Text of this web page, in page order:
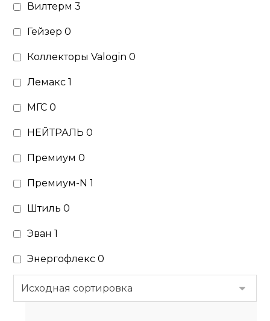
Вилтерм3
Гейзер0
Коллекторы Valogin0
Лемакс1
МГС0
НЕЙТРАЛЬ0
Премиум0
Премиум-N1
Штиль0
Эван1
Энергофлекс0